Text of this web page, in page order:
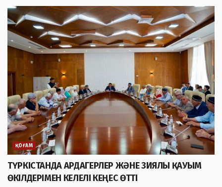
ҚОҒАМ
ТҮРКІСТАНДА АРДАГЕРЛЕР ЖӘНЕ ЗИЯЛЫ ҚАУЫМ
ӨКІЛДЕРІМЕН КЕЛЕЛІ КЕҢЕС ӨТТІ